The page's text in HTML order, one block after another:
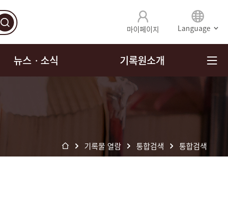
마이페이지 Language
뉴스ㆍ소식 기록원소개
기록물 열람 통합검색 통합검색